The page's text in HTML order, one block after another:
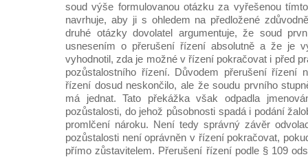
soud výše formulovanou otázku za vyřešenou
navrhuje, aby ji s ohledem na předložené
druhé otázky dovolatel argumentuje, že soud
usnesením o přerušení řízení absolutně a že je
vyhodnotil, zda je možné v řízení pokračovat i před
pozůstalostního řízení. Důvodem přerušení řízení
řízení dosud neskončilo, ale že soudu prvního
má jednat. Tato překážka však odpadla
pozůstalosti, do jehož působnosti spadá i podání
promlčení nároku. Není tedy správný závěr
pozůstalosti není oprávněn v řízení pokračovat,
přímo zůstavitelem. Přerušení řízení podle § 109